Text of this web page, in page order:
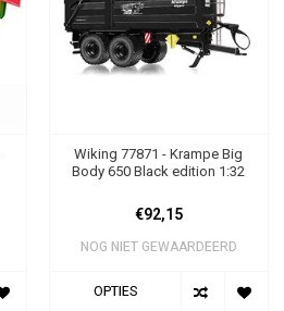
Wiking 77871 - Krampe Big
Body 650 Black edition 1:32
€92,15
NOG NIET GEWAARDEERD
OPTIES